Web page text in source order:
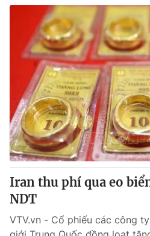
Iran thu phí qua eo
NDT
VTV.vn - Cổ phiếu các công